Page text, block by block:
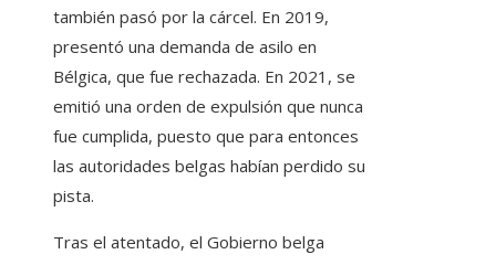
también pasó por la cárcel. En 2019,
presentó una demanda de asilo en
Bélgica, que fue rechazada. En 2021, se
emitió una orden de expulsión que nunca
fue cumplida, puesto que para entonces
las autoridades belgas habían perdido su
pista.
Tras el atentado, el Gobierno belga